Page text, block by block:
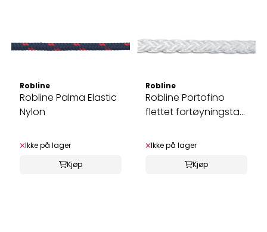
Robline
Robline Palma Elastic
Nylon
Ikke på lager
Kjøp
Robline
Robline Portofino
flettet fortøyningstau
Ikke på lager
Kjøp